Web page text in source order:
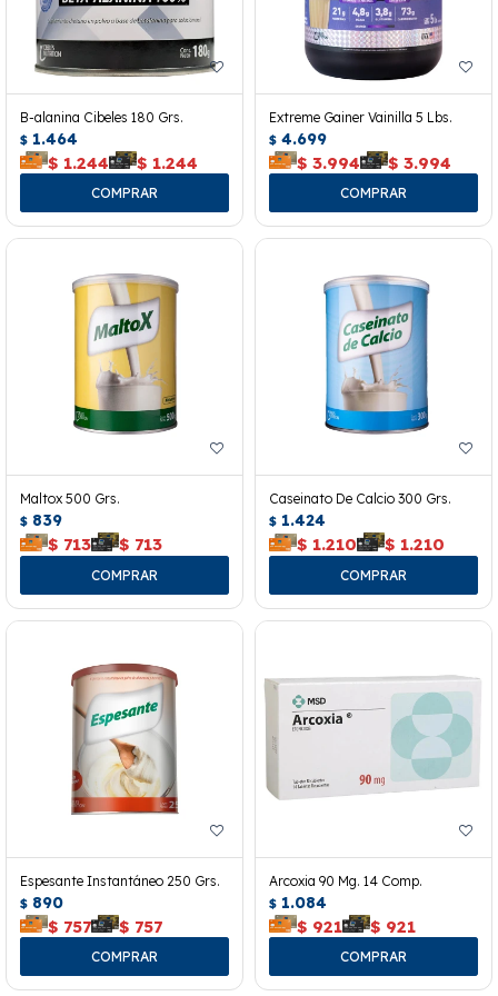
B-alanina Cibeles 180 Grs.
$ 1.464
$ 1.244 $ 1.244
Extreme Gainer Vainilla 5 Lbs.
$ 4.699
$ 3.994 $ 3.994
Maltox 500 Grs.
$ 839
$ 713 $ 713
Caseinato De Calcio 300 Grs.
$ 1.424
$ 1.210 $ 1.210
Espesante Instantáneo 250 Grs.
$ 890
$ 757 $ 757
Arcoxia 90 Mg. 14 Comp.
$ 1.084
$ 921 $ 921